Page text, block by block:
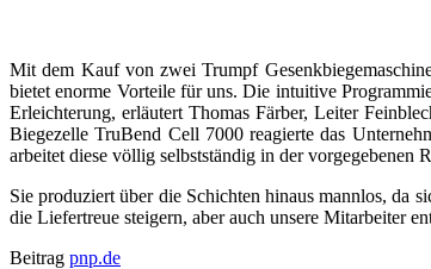
Mit dem Kauf von zwei Trumpf
bietet enorme Vorteile für uns. Die intuitive
Erleichterung, erläutert Thomas Färber, Leiter
Biegezelle TruBend Cell 7000 reagierte das
arbeitet diese völlig selbstständig in der vorgegebenen
Sie produziert über die Schichten hinaus mannlos, da
die Liefertreue steigern, aber auch unsere Mitarbeiter
Beitrag pnp.de